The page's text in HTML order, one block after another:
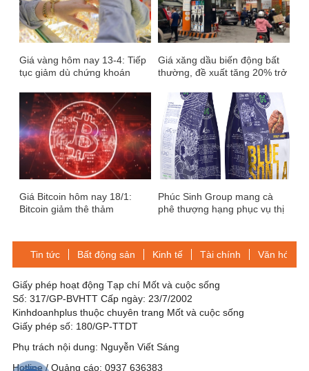
Giá vàng hôm nay 13-4: Tiếp
tục giảm dù chứng khoán
Giá xăng dầu biến động bất
thường, đề xuất tăng 20% trở
Quỹ Bình ổn giá
Giá Bitcoin hôm nay 18/1:
Bitcoin giảm thê thảm
Phúc Sinh Group mang cà
phê thượng hạng phục vụ thị
Tin tức Bất động sản Kinh tế Tài chính Văn hóa-
Giấy phép hoạt động Tạp chí Mốt và cuộc sống
Số: 317/GP-BVHTT Cấp ngày: 23/7/2002
Kinhdoanhplus thuộc chuyên trang Mốt và cuộc sống
Giấy phép số: 180/GP-TTDT
Phụ trách nội dung: Nguyễn Viết Sáng
Hotline / Quảng cáo: 0937 636383